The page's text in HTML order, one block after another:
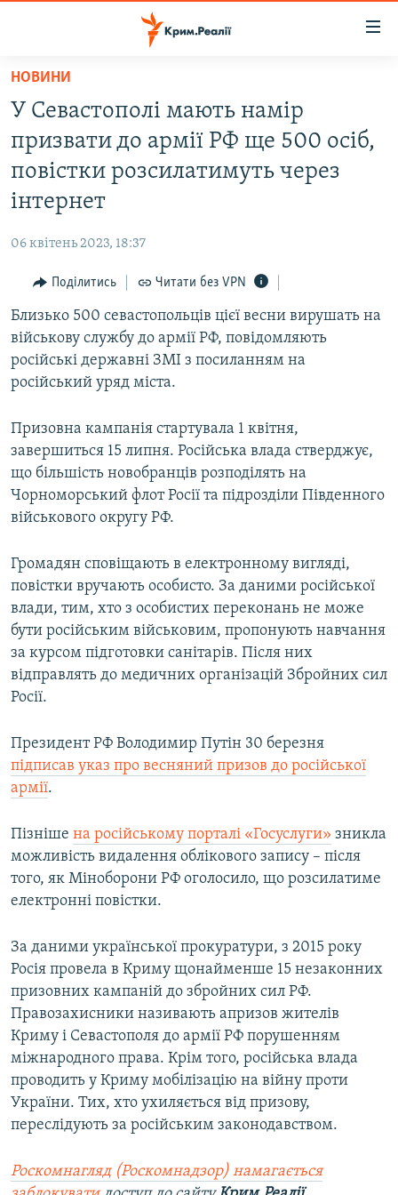
Перейти
основного
матеріалу
Перейти
до
основної
Перейти
пошуку
ВІДЕО ТА ФОТО
ІНТЕРВ'Ю
ВСЕ ЗА ДЕНЬ
СПЕЦПРОЕКТИ
ДЕПОРТАЦІЯ
СВІДЧЕННЯ ОКУПАЦІЇ
УКРАЇНСЬКА ПРОБЛЕМА КРИМУ
ІНФОГРАФІКА
ЯК ОБІЙТИ БЛОКУВАННЯ
Русский
Qırımtatar
ДОЛУЧАЙСЯ!
Усі сайти RFE/RL
НОВИНИ
У Севастополі мають намір
призвати до армії РФ ще 500 осіб,
повістки розсилатимуть через
інтернет
06 квітень 2023, 18:37
Поділитись Читати без VPN
Близько 500 севастопольців цієї весни вирушать на
військову службу до армії РФ, повідомляють
російські державні ЗМІ з посиланням на
російський уряд міста.
Призовна кампанія стартувала 1 квітня,
завершиться 15 липня. Російська влада стверджує,
що більшість новобранців розподілять на
Чорноморський флот Росії та підрозділи Південного
військового округу РФ.
Громадян сповіщають в електронному вигляді,
повістки вручають особисто. За даними російської
влади, тим, хто з особистих переконань не може
бути російським військовим, пропонують навчання
за курсом підготовки санітарів. Після них
відправлять до медичних організацій Збройних сил
Росії.
Президент РФ Володимир Путін 30 березня
підписав указ про весняний призов до російської
армії.
Пізніше на російському порталі «Госуслуги» зникла
можливість видалення облікового запису – після
того, як Міноборони РФ оголосило, що розсилатиме
електронні повістки.
За даними української прокуратури, з 2015 року
Росія провела в Криму щонайменше 15 незаконних
призовних кампаній до збройних сил РФ.
Правозахисники називають апризов жителів
Криму і Севастополя до армії РФ порушенням
міжнародного права. Крім того, російська влада
проводить у Криму мобілізацію на війну проти
України. Тих, хто ухиляється від призову,
переслідують за російським законодавством.
Роскомнагляд (Роскомнадзор) намагається